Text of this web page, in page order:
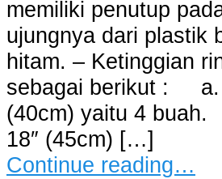
memiliki penutup
ujungnya dari plastik
hitam. – Ketinggian
sebagai berikut : a.
(40cm) yaitu 4
18″ (45cm) […]
Continue reading…